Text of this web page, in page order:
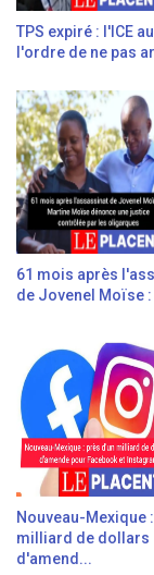
TPS expiré : l'ICE
l'ordre de ne pas
61 mois après
de Jovenel Moïse :
Nouveau-Mexique
milliard de dollars
d'amend...